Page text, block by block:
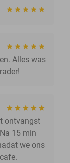
Alles was
ontvangst
15 min
we ons